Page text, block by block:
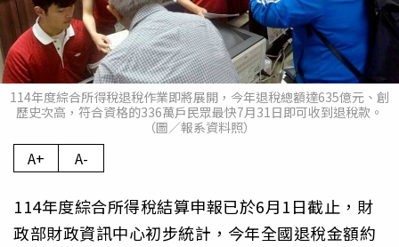
114年度綜合所得稅退稅作業即將展開，今年退稅總額達635億元、創
歷史次高，符合資格的336萬戶民眾最快7月31日即可收到退稅款。
（圖／報系資料照）
A+ A-
114年度綜合所得稅結算申報已於6月1日截止，財
政部財政資訊中心初步統計，今年全國退稅金額約